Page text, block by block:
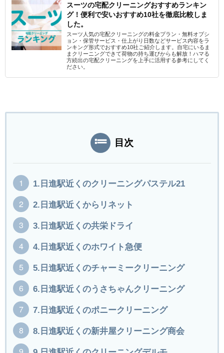
スーツの宅配クリーニングおすすめランキン
グ！便利で安いおすすめ10社を徹底比較しま
した。
スーツ人気の宅配クリーニングの料金プラン・無料オプシ
ョン・保管サービス・仕上がり日数などサービス内容をラ
ンキング形式でおすすめ10社ご紹介します。自宅にいるま
まクリーニングできて荷物の持ち運びからも解放！ハマる
方続出の宅配クリーニングを上手に活用する参考にしてく
ださい。
目次
1.日進駅近くのクリーニングパステル21
2.日進駅近くからリネット
3.日進駅近くの共栄ドライ
4.日進駅近くのホワイト急便
5.日進駅近くのチャーミークリーニング
6.日進駅近くのうさちゃんクリーニング
7.日進駅近くのポニークリーニング
8.日進駅近くの新井屋クリーニング商会